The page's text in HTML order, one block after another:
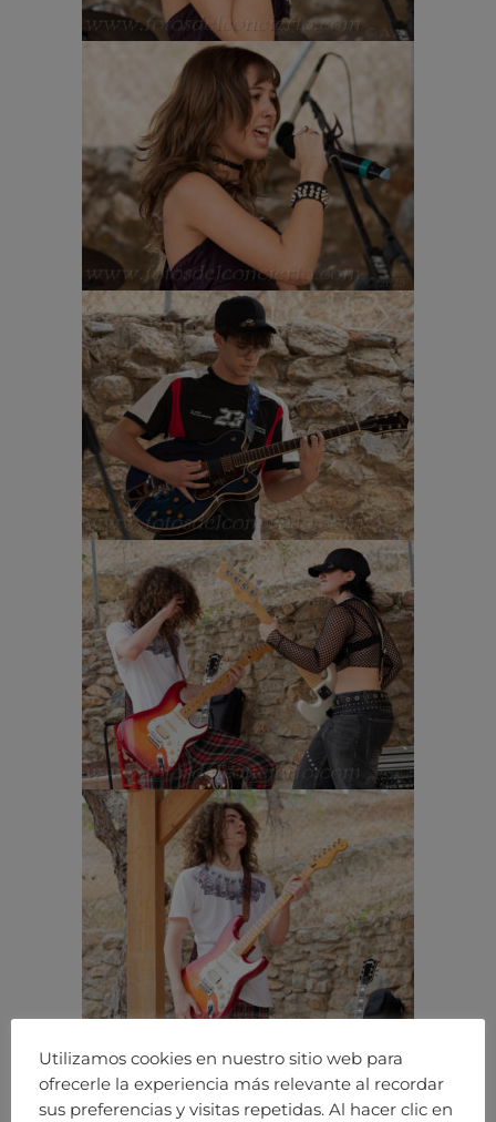
Utilizamos cookies en nuestro sitio web para
ofrecerle la experiencia más relevante al recordar
sus preferencias y visitas repetidas. Al hacer clic en